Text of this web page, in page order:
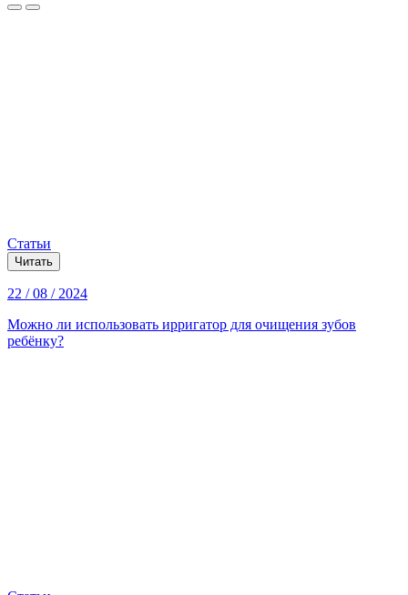
Статьи
Читать
22 / 08 / 2024
Можно ли использовать ирригатор для очищения зубов
ребёнку?